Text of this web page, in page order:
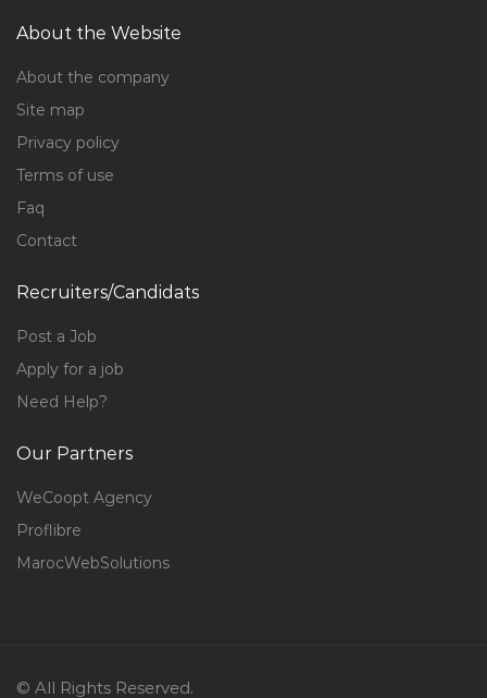
About the Website
About the company
Site map
Privacy policy
Terms of use
Faq
Contact
Recruiters/Candidats
Post a Job
Apply for a job
Need Help?
Our Partners
WeCoopt Agency
Proflibre
MarocWebSolutions
© All Rights Reserved.